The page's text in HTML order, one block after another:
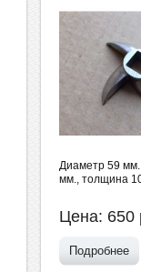
Диаметр 59
мм., толщина
Цена: 650
Подробнее